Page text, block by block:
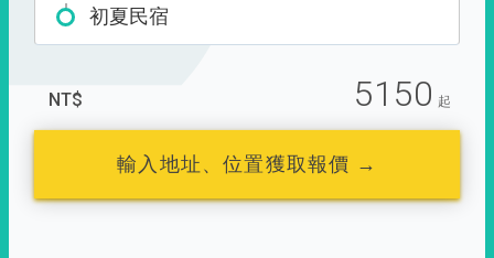
初夏民宿
NT$ 5150 起
輸入地址、位置獲取報價 →